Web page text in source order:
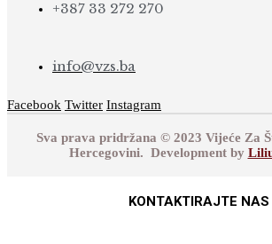
+387 33 272 270
info@vzs.ba
Facebook Twitter Instagram
Sva prava pridržana © 2023 Vijeće Za
Hercegovini. Development by
KONTAKTIRAJTE NAS